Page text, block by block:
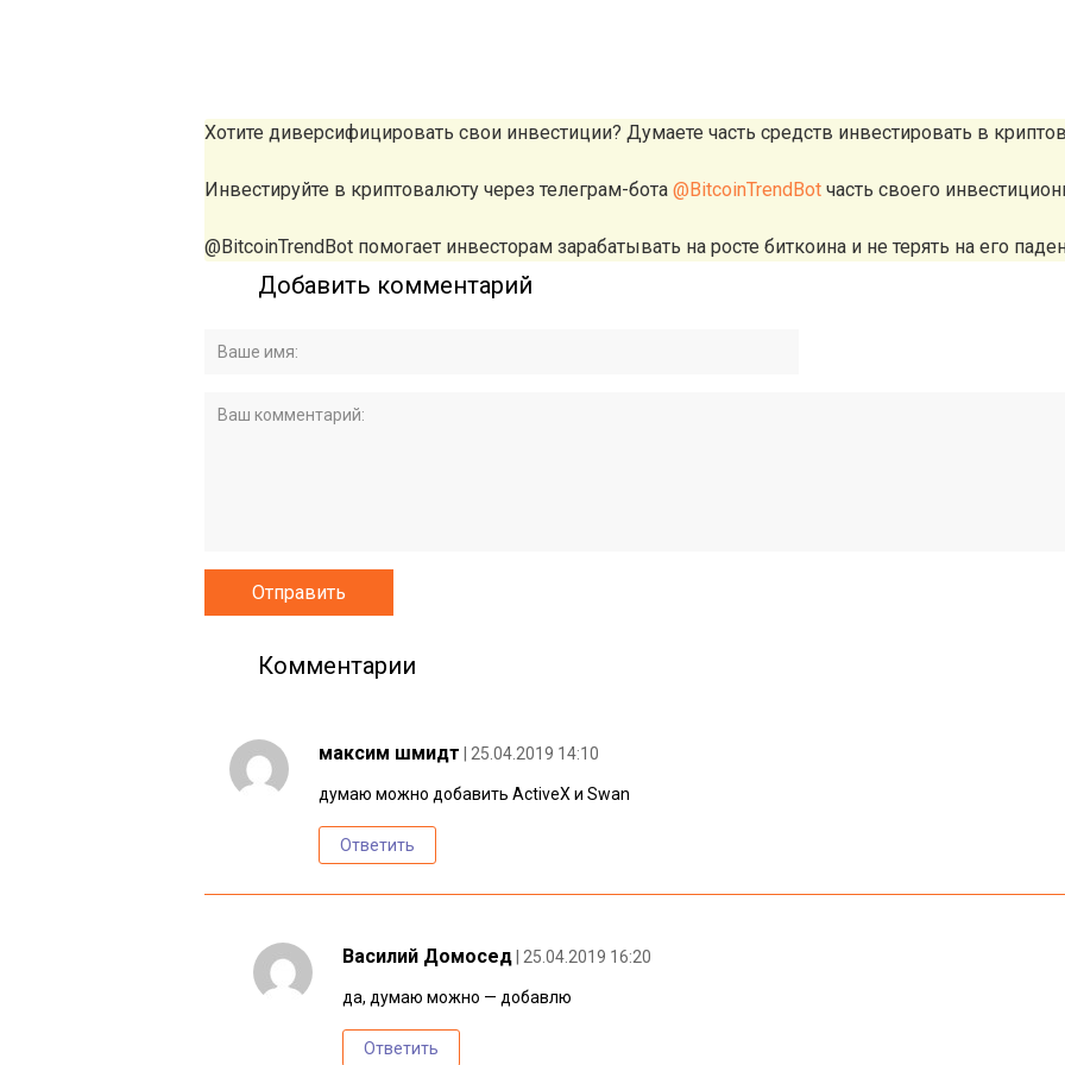
Хотите диверсифицировать свои инвестиции? Думаете часть средств инвестировать в
Инвестируйте в криптовалюту через телеграм-бота @BitcoinTrendBot часть своего
@BitcoinTrendBot помогает инвесторам зарабатывать на росте биткоина и не терять на его
Добавить комментарий
Комментарии
максим шмидт | 25.04.2019 14:10
думаю можно добавить ActiveX и Swan
Ответить
Василий Домосед | 25.04.2019 16:20
да, думаю можно — добавлю
Ответить